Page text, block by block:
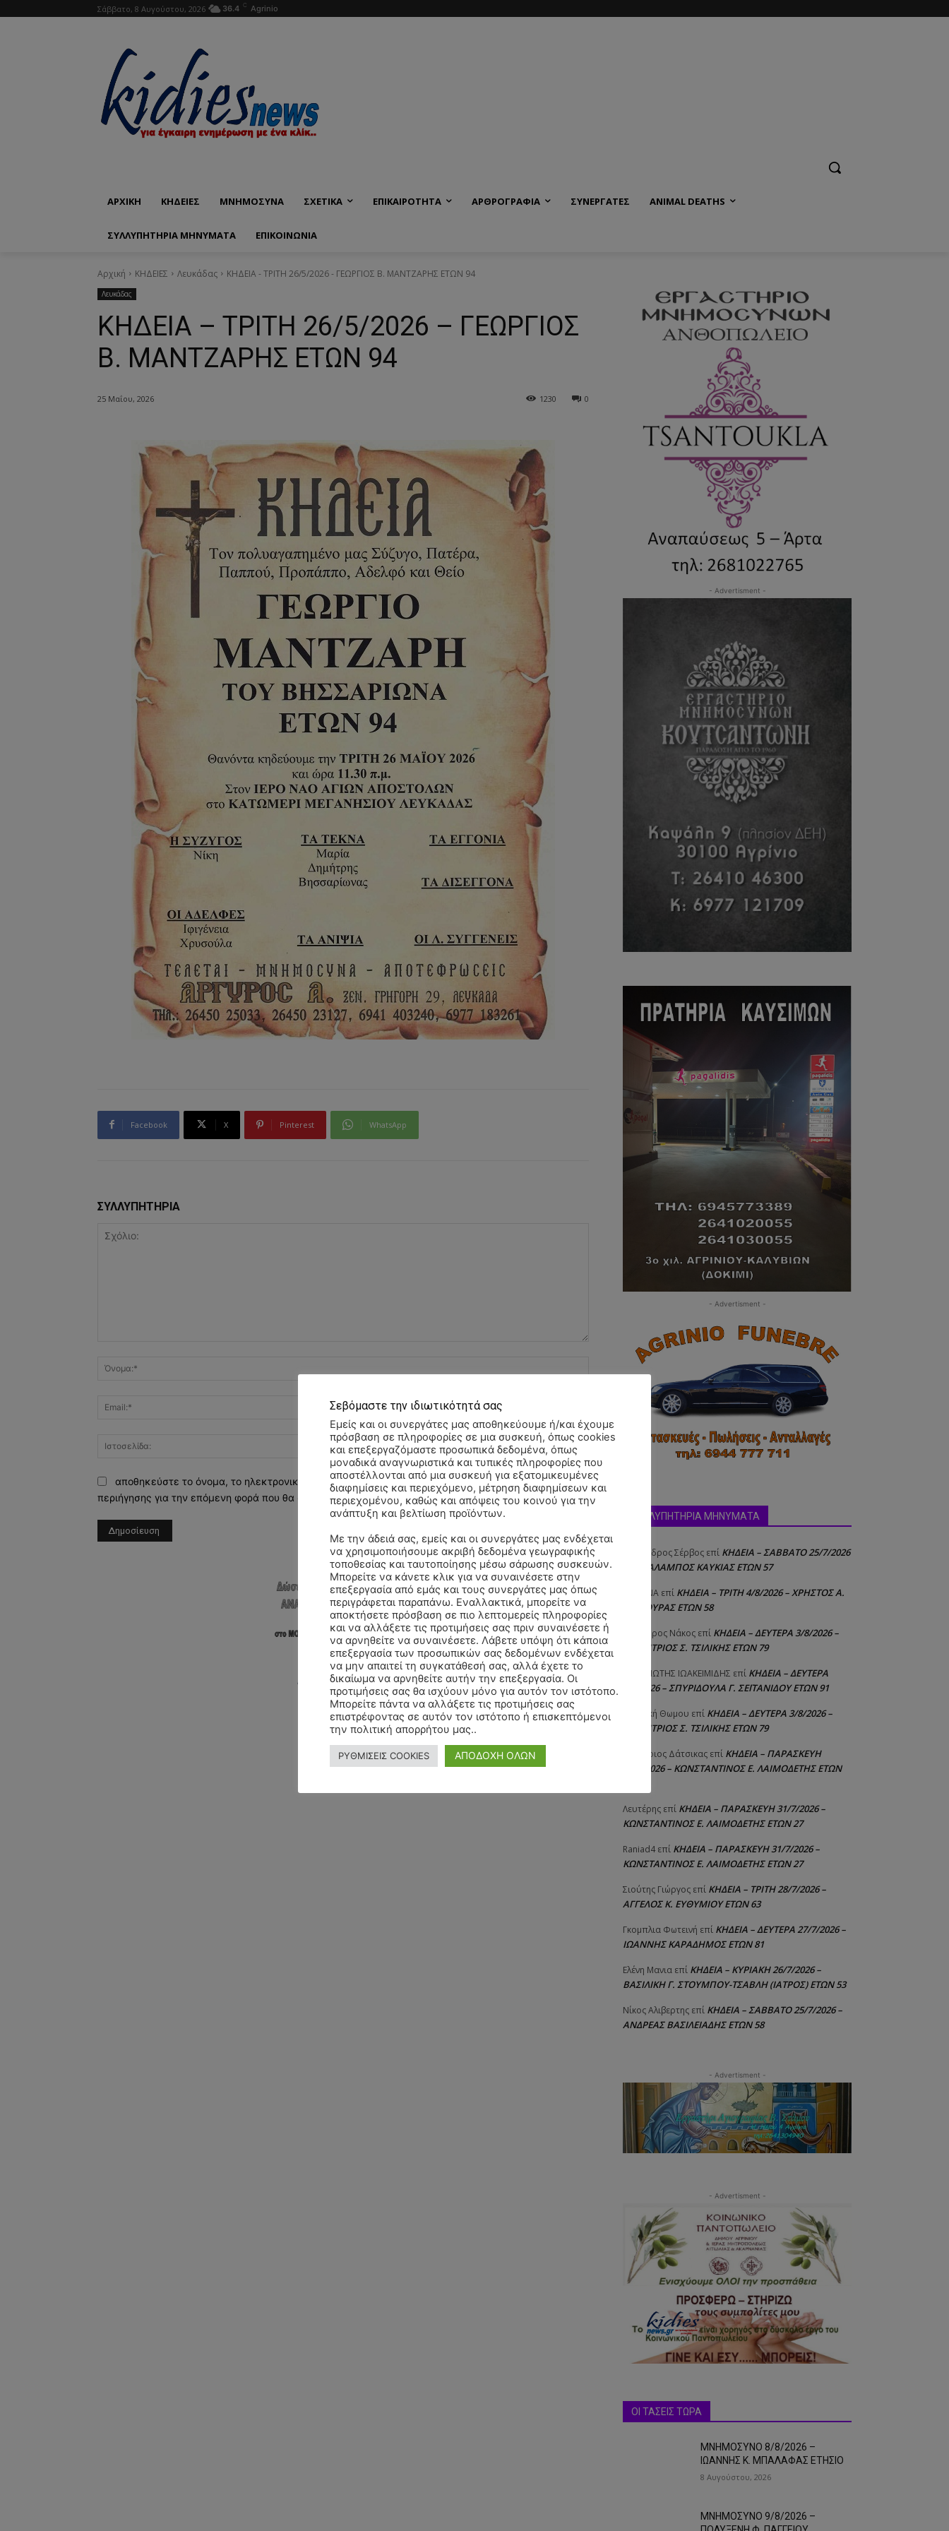
Σάββατο, 8 Αυγούστου, 2026 36.4 C Agrinio
ΑΡΧΙΚΗ ΚΗΔΕΙΕΣ ΜΝΗΜΟΣΥΝΑ ΣΧΕΤΙΚΑ ΕΠΙΚΑΙΡΟΤΗΤΑ ΑΡΘΡΟΓΡΑΦΙΑ ΣΥΝΕΡΓΑΤΕΣ ANIMAL DEATHS
ΣΥΛΛΥΠΗΤΗΡΙΑ ΜΗΝΥΜΑΤΑ ΕΠΙΚΟΙΝΩΝΊΑ
Αρχική ΚΗΔΕΙΕΣ Λευκάδας ΚΗΔΕΙΑ - ΤΡΙΤΗ 26/5/2026 - ΓΕΩΡΓΙΟΣ Β. ΜΑΝΤΖΑΡΗΣ ΕΤΩΝ 94
Λευκάδας
ΚΗΔΕΙΑ – ΤΡΙΤΗ 26/5/2026 – ΓΕΩΡΓΙΟΣ
Β. ΜΑΝΤΖΑΡΗΣ ΕΤΩΝ 94
25 Μαΐου, 2026 0
1230
Facebook X Pinterest WhatsApp
ΣΥΛΛΥΠΗΤΗΡΙΑ
Ιστοσελίδα:
αποθηκεύστε το όνομα, το ηλεκτρονικό ταχυδρομείο και τον ιστότοπό μου σε αυτό το πρόγραμμα
περιήγησης για την επόμενη φορά που θα σχολιάσω.
- Advertisment -
- Advertisment -
ΣΥΛΛΥΠΗΤΗΡΙΑ ΜΗΝΥΜΑΤΑ
Αλέξανδρος Σέρβος επί ΚΗΔΕΙΑ – ΣΑΒΒΑΤΟ 25/7/2026
– ΧΑΡΑΛΑΜΠΟΣ ΚΑΥΚΙΑΣ ΕΤΩΝ 57
ΧΡΙΣΤΙΝΑ επί ΚΗΔΕΙΑ – ΤΡΙΤΗ 4/8/2026 – ΧΡΗΣΤΟΣ Α.
ΠΑΛΙΟΥΡΑΣ ΕΤΩΝ 58
Θεόδωρος Νάκος επί ΚΗΔΕΙΑ – ΔΕΥΤΕΡΑ 3/8/2026 –
ΔΗΜΗΤΡΙΟΣ Σ. ΤΣΙΛΙΚΗΣ ΕΤΩΝ 79
ΠΑΝΑΓΙΩΤΗΣ IΩΑΚΕΙΜΙΔΗΣ επί ΚΗΔΕΙΑ – ΔΕΥΤΕΡΑ
3/8/2026 – ΣΠΥΡΙΔΟΥΛΑ Γ. ΣΕΪΤΑΝΙΔΟΥ ΕΤΩΝ 91
Αγγελική Θωμου επί ΚΗΔΕΙΑ – ΔΕΥΤΕΡΑ 3/8/2026 –
ΔΗΜΗΤΡΙΟΣ Σ. ΤΣΙΛΙΚΗΣ ΕΤΩΝ 79
Δημήτριος Δάτσικας επί ΚΗΔΕΙΑ – ΠΑΡΑΣΚΕΥΗ
31/7/2026 – ΚΩΝΣΤΑΝΤΙΝΟΣ Ε. ΛΑΙΜΟΔΕΤΗΣ ΕΤΩΝ
Λευτέρης επί ΚΗΔΕΙΑ – ΠΑΡΑΣΚΕΥΗ 31/7/2026 –
ΚΩΝΣΤΑΝΤΙΝΟΣ Ε. ΛΑΙΜΟΔΕΤΗΣ ΕΤΩΝ 27
Raniad4 επί ΚΗΔΕΙΑ – ΠΑΡΑΣΚΕΥΗ 31/7/2026 –
ΚΩΝΣΤΑΝΤΙΝΟΣ Ε. ΛΑΙΜΟΔΕΤΗΣ ΕΤΩΝ 27
Σιούτης Γιώργος επί ΚΗΔΕΙΑ – ΤΡΙΤΗ 28/7/2026 –
ΑΓΓΕΛΟΣ Κ. ΕΥΘΥΜΙΟΥ ΕΤΩΝ 63
Γκομπλια Φωτεινή επί ΚΗΔΕΙΑ – ΔΕΥΤΕΡΑ 27/7/2026 –
ΙΩΑΝΝΗΣ ΚΑΡΑΔΗΜΟΣ ΕΤΩΝ 81
Ελένη Μανια επί ΚΗΔΕΙΑ – ΚΥΡΙΑΚΗ 26/7/2026 –
ΒΑΣΙΛΙΚΗ Γ. ΣΤΟΥΜΠΟΥ-ΤΣΑΒΛΗ (ΙΑΤΡΟΣ) ΕΤΩΝ 53
Νίκος Αλιβερτης επί ΚΗΔΕΙΑ – ΣΑΒΒΑΤΟ 25/7/2026 –
ΑΝΔΡΕΑΣ ΒΑΣΙΛΕΙΑΔΗΣ ΕΤΩΝ 58
- Advertisment -
- Advertisment -
ΟΙ ΤΑΣΕΙΣ ΤΩΡΑ
ΜΝΗΜΟΣΥΝΟ 8/8/2026 –
ΙΩΑΝΝΗΣ Κ. ΜΠΑΛΑΦΑΣ ΕΤΗΣΙΟ
8 Αυγούστου, 2026
ΜΝΗΜΟΣΥΝΟ 9/8/2026 –
Σεβόμαστε την ιδιωτικότητά σας
Εμείς και οι συνεργάτες μας αποθηκεύουμε ή/και έχουμε
πρόσβαση σε πληροφορίες σε μια συσκευή, όπως cookies
και επεξεργαζόμαστε προσωπικά δεδομένα, όπως
μοναδικά αναγνωριστικά και τυπικές πληροφορίες που
αποστέλλονται από μια συσκευή για εξατομικευμένες
διαφημίσεις και περιεχόμενο, μέτρηση διαφημίσεων και
περιεχομένου, καθώς και απόψεις του κοινού για την
ανάπτυξη και βελτίωση προϊόντων.
Με την άδειά σας, εμείς και οι συνεργάτες μας ενδέχεται
να χρησιμοποιήσουμε ακριβή δεδομένα γεωγραφικής
τοποθεσίας και ταυτοποίησης μέσω σάρωσης συσκευών.
Μπορείτε να κάνετε κλικ για να συναινέσετε στην
επεξεργασία από εμάς και τους συνεργάτες μας όπως
περιγράφεται παραπάνω. Εναλλακτικά, μπορείτε να
αποκτήσετε πρόσβαση σε πιο λεπτομερείς πληροφορίες
και να αλλάξετε τις προτιμήσεις σας πριν συναινέσετε ή
να αρνηθείτε να συναινέσετε. Λάβετε υπόψη ότι κάποια
επεξεργασία των προσωπικών σας δεδομένων ενδέχεται
να μην απαιτεί τη συγκατάθεσή σας, αλλά έχετε το
δικαίωμα να αρνηθείτε αυτήν την επεξεργασία. Οι
προτιμήσεις σας θα ισχύουν μόνο για αυτόν τον ιστότοπο.
Μπορείτε πάντα να αλλάξετε τις προτιμήσεις σας
επιστρέφοντας σε αυτόν τον ιστότοπο ή επισκεπτόμενοι
την πολιτική απορρήτου μας..
ΡΥΘΜΙΣΕΙΣ COOKIES ΑΠΟΔΟΧΗ ΟΛΩΝ